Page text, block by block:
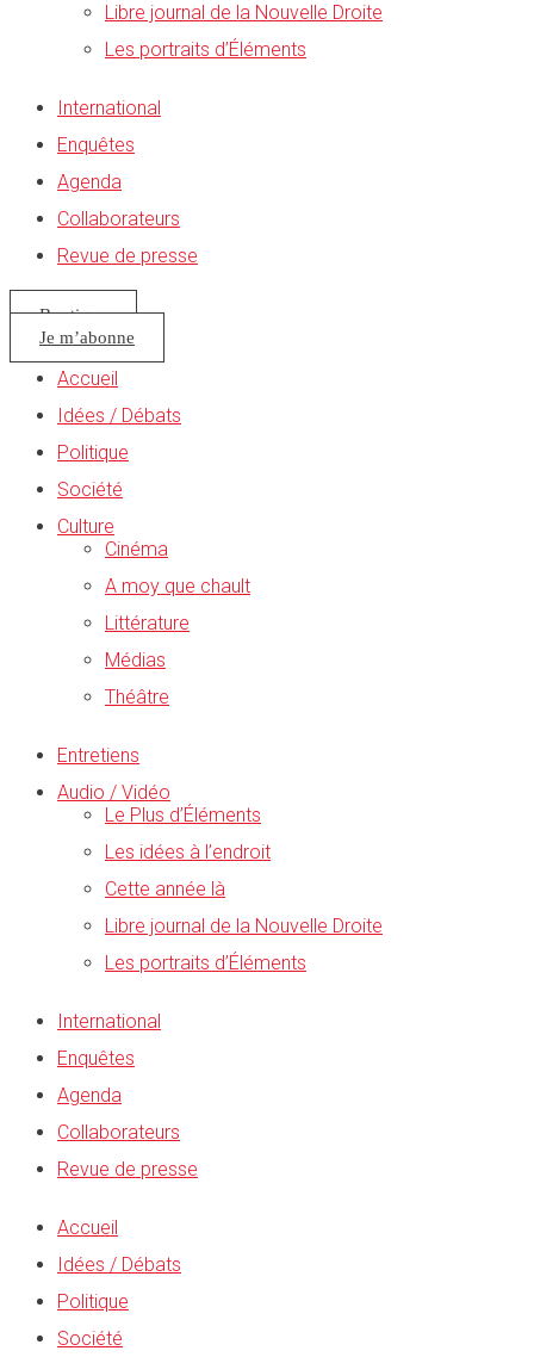
Libre journal de la Nouvelle Droite
Les portraits d’Éléments
International
Enquêtes
Agenda
Collaborateurs
Revue de presse
Boutique
Je m’abonne
Accueil
Idées / Débats
Politique
Société
Culture
Cinéma
A moy que chault
Littérature
Médias
Théâtre
Entretiens
Audio / Vidéo
Le Plus d’Éléments
Les idées à l’endroit
Cette année là
Libre journal de la Nouvelle Droite
Les portraits d’Éléments
International
Enquêtes
Agenda
Collaborateurs
Revue de presse
Accueil
Idées / Débats
Politique
Société